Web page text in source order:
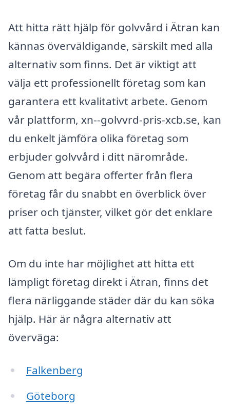
Att hitta rätt hjälp för golvvård i Ätran kan
kännas överväldigande, särskilt med alla
alternativ som finns. Det är viktigt att
välja ett professionellt företag som kan
garantera ett kvalitativt arbete. Genom
vår plattform, xn--golvvrd-pris-xcb.se, kan
du enkelt jämföra olika företag som
erbjuder golvvård i ditt närområde.
Genom att begära offerter från flera
företag får du snabbt en överblick över
priser och tjänster, vilket gör det enklare
att fatta beslut.
Om du inte har möjlighet att hitta ett
lämpligt företag direkt i Ätran, finns det
flera närliggande städer där du kan söka
hjälp. Här är några alternativ att
överväga:
Falkenberg
Göteborg